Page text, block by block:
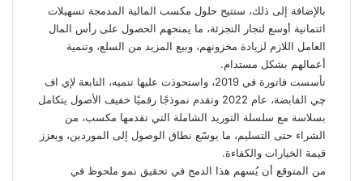
بالإضافة إلى ذلك، ستتيح حلول مكسب المالية المدمجة تسهيلات
ائتمانية أوسع لتجار التجزئة، ما يمنحهم الحصول على رأس المال
العامل اللازم لزيادة مخزونهم، وبيع المزيد من السلع، وتنمية
أعمالهم بشكل مستدام.
تأسست فاتورة في 2019، واستحوذت عليها تنميه، التابعة لإي اف
چي القابضة، عام 2022 وتقدم نموذجًا رقميًا خفيف الأصول يتكامل
بسلاسة مع سلسلة التوريد الشاملة التي تقدمها مكسب، من
الشراء حتى التسليم، ما يوسّع نطاق الوصول إلى الموردين، ويعزز
قيمة الخيارات والكفاءة.
من المتوقع أن يُسهم هذا الدمج في تحقيق نمو ملحوظ في